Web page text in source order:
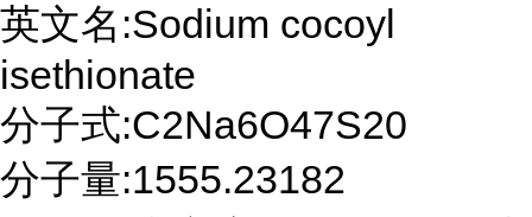
英文名:Sodium cocoyl
isethionate
分子式:C2Na6O47S20
分子量:1555.23182